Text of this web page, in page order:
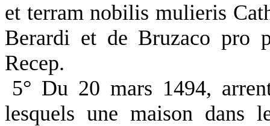
et terram nobilis mulieris
Berardi et de Bruzaco pro
Recep.
5° Du 20 mars 1494,
lesquels une maison dans